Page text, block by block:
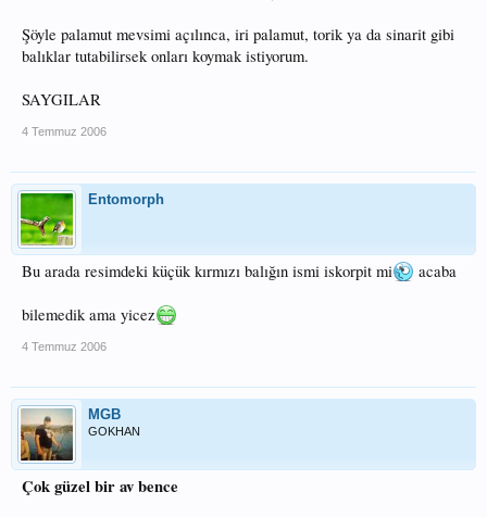
Şöyle palamut mevsimi açılınca, iri palamut, torik ya da sinarit gibi
balıklar tutabilirsek onları koymak istiyorum.
SAYGILAR
4 Temmuz 2006
Entomorph
Bu arada resimdeki küçük kırmızı balığın ismi iskorpit mi acaba
bilemedik ama yicez
4 Temmuz 2006
MGB
GOKHAN
Çok güzel bir av bence